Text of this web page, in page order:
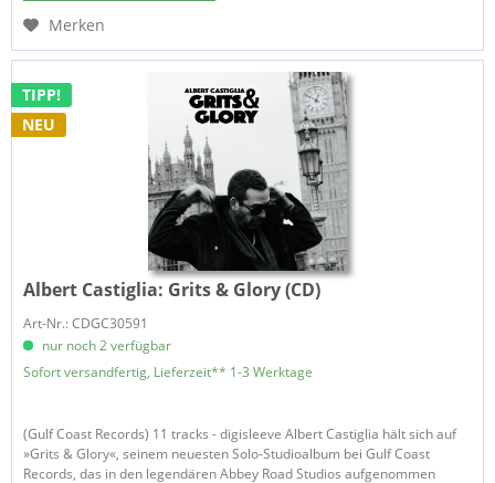
Merken
TIPP!
NEU
Albert Castiglia: Grits & Glory (CD)
Art-Nr.: CDGC30591
nur noch 2 verfügbar
Sofort versandfertig, Lieferzeit** 1-3 Werktage
(Gulf Coast Records) 11 tracks - digisleeve Albert Castiglia hält sich auf
»Grits & Glory«, seinem neuesten Solo-Studioalbum bei Gulf Coast
Records, das in den legendären Abbey Road Studios aufgenommen